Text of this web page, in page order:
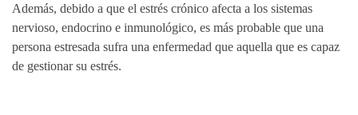
Además, debido a que el estrés crónico afecta a los sistemas
nervioso, endocrino e inmunológico, es más probable que una
persona estresada sufra una enfermedad que aquella que es capaz
de gestionar su estrés.